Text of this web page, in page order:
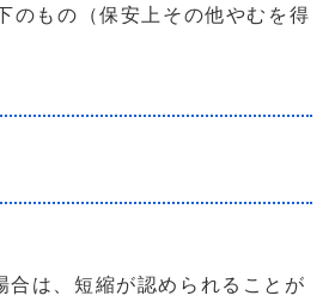
のもの（保安上その他やむを得
は、短縮が認められることが